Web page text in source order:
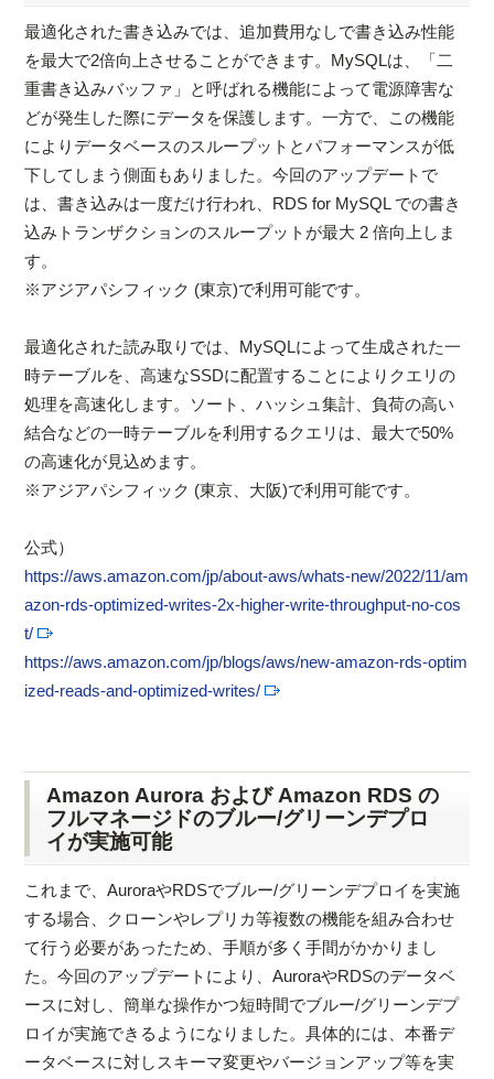
最適化された書き込みでは、追加費用なしで書き込み性能
を最大で2倍向上させることができます。MySQLは、「二
重書き込みバッファ」と呼ばれる機能によって電源障害な
どが発生した際にデータを保護します。一方で、この機能
によりデータベースのスループットとパフォーマンスが低
下してしまう側面もありました。今回のアップデートで
は、書き込みは一度だけ行われ、RDS for MySQL での書き
込みトランザクションのスループットが最大 2 倍向上しま
す。
※アジアパシフィック (東京)で利用可能です。
最適化された読み取りでは、MySQLによって生成された一
時テーブルを、高速なSSDに配置することによりクエリの
処理を高速化します。ソート、ハッシュ集計、負荷の高い
結合などの一時テーブルを利用するクエリは、最大で50%
の高速化が見込めます。
※アジアパシフィック (東京、大阪)で利用可能です。
公式）
https://aws.amazon.com/jp/about-aws/whats-new/2022/11/am
azon-rds-optimized-writes-2x-higher-write-throughput-no-cos
t/
https://aws.amazon.com/jp/blogs/aws/new-amazon-rds-optim
ized-reads-and-optimized-writes/
Amazon Aurora および Amazon RDS の
フルマネージドのブルー/グリーンデプロ
イが実施可能
これまで、AuroraやRDSでブルー/グリーンデプロイを実施
する場合、クローンやレプリカ等複数の機能を組み合わせ
て行う必要があったため、手順が多く手間がかかりまし
た。今回のアップデートにより、AuroraやRDSのデータベ
ースに対し、簡単な操作かつ短時間でブルー/グリーンデプ
ロイが実施できるようになりました。具体的には、本番デ
ータベースに対しスキーマ変更やバージョンアップ等を実